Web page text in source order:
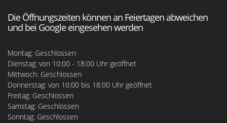
Die Öffnungszeiten können an Feiertagen abweichen
und bei Google eingesehen werden
Montag: Geschlossen
Dienstag: von 10:00 - 18:00 Uhr geöffnet
Mittwoch: Geschlossen
Donnerstag: von 10:00 bis 18:00 Uhr geöffnet
Freitag: Geschlossen
Samstag: Geschlossen
Sonntag: Geschlossen